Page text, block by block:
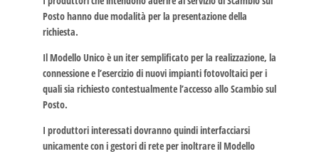
Posto hanno due modalità per la presentazione della
richiesta.
Il Modello Unico è un iter semplificato per la realizzazione, la
connessione e l’esercizio di nuovi impianti fotovoltaici per i
quali sia richiesto contestualmente l’accesso allo Scambio sul
Posto.
I produttori interessati dovranno quindi interfacciarsi
unicamente con i gestori di rete per inoltrare il Modello